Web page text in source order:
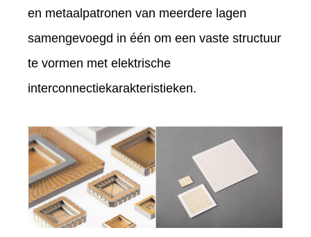
en metaalpatronen van meerdere lagen
samengevoegd in één om een ​​vaste structuur
te vormen met elektrische
interconnectiekarakteristieken.